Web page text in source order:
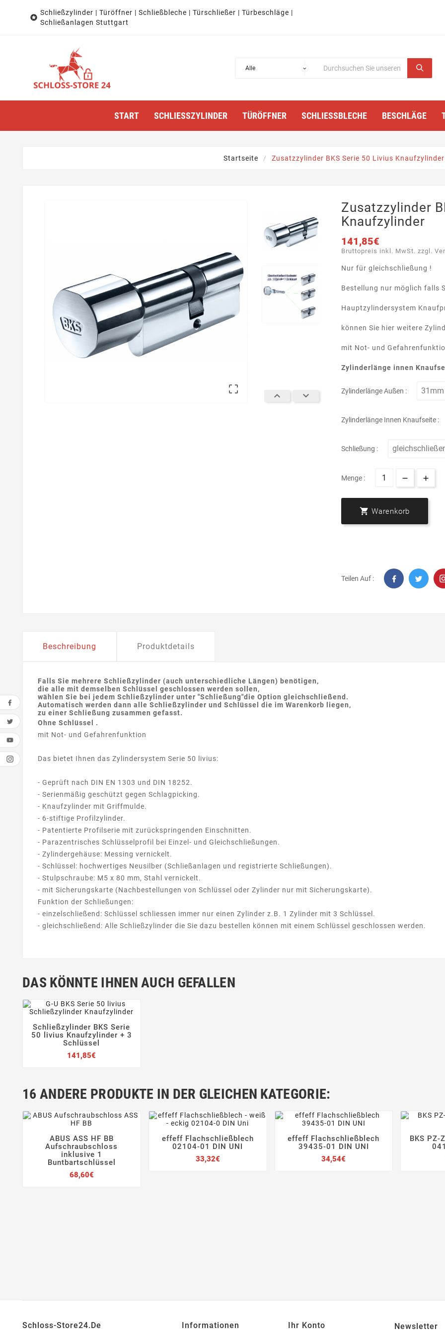

Schließzylinder | Türöffner | Schließbleche | Türschließer | Türbeschläge |
Schließanlagen Stuttgart
START SCHLIESSZYLINDER TÜRÖFFNER SCHLIESSBLECHE BESCHLÄGE
Startseite Zusatzzylinder BKS Serie 50 Livius Knaufzylinder

 
Zusatzzylinder
Knaufzylinder
141,85€
Bruttopreis inkl. MwSt. zzgl.
Nur für gleichschließung !
Bestellung nur möglich falls
Hauptzylindersystem
können Sie hier weitere
mit Not- und
Zylinderlänge innen
Zylinderlänge Außen :
Zylinderlänge Innen Knaufseite :
Schließung :
Menge :
 Warenkorb
Teilen Auf :
Beschreibung Produktdetails
Falls Sie mehrere Schließzylinder (auch unterschiedliche Längen) benötigen,
die alle mit demselben Schlüssel geschlossen werden sollen,
wählen Sie bei jedem Schließzylinder unter "Schließung"die Option gleichschließend.
Automatisch werden dann alle Schließzylinder und Schlüssel die im Warenkorb liegen,
zu einer Schließung zusammen gefasst.
Ohne Schlüssel .
mit Not- und Gefahrenfunktion
Das bietet Ihnen das Zylindersystem Serie 50 livius:
- Geprüft nach DIN EN 1303 und DIN 18252.
- Serienmäßig geschützt gegen Schlagpicking.
- Knaufzylinder mit Griffmulde.
- 6-stiftige Profilzylinder.
- Patentierte Profilserie mit zurückspringenden Einschnitten.
- Parazentrisches Schlüsselprofil bei Einzel- und Gleichschließungen.
- Zylindergehäuse: Messing vernickelt.
- Schlüssel: hochwertiges Neusilber (Schließanlagen und registrierte Schließungen).
- Stulpschraube: M5 x 80 mm, Stahl vernickelt.
- mit Sicherungskarte (Nachbestellungen von Schlüssel oder Zylinder nur mit Sicherungskarte).
Funktion der Schließungen:
- einzelschließend: Schlüssel schliessen immer nur einen Zylinder z.B. 1 Zylinder mit 3 Schlüssel.
- gleichschließend: Alle Schließzylinder die Sie dazu bestellen können mit einem Schlüssel geschlossen werden.
DAS KÖNNTE IHNEN AUCH GEFALLEN
   
Schließzylinder BKS Serie
50 livius Knaufzylinder + 3
Schlüssel
141,85€
16 ANDERE PRODUKTE IN DER GLEICHEN KATEGORIE:
   
ABUS ASS HF BB
Aufschraubschloss
inklusive 1
Buntbartschlüssel
68,60€Preis
   
effeff Flachschließblech
02104-01 DIN UNI
33,32€Preis
   
effeff Flachschließblech
39435-01 DIN UNI
34,54€
BKS PZ-
Schloss-Store24.de Informationen Ihr Konto Newsletter